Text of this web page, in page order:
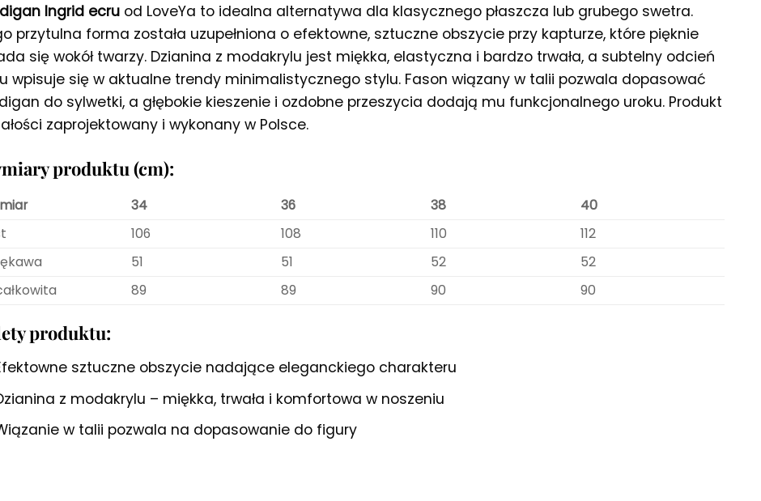
Ingrid ecruod LoveYa to idealna alternatywa dla klasycznego płaszcza lub grubego swetra.
przytulna forma została uzupełniona o efektowne, sztuczne obszycie przy kapturze, które pięknie
się wokół twarzy. Dzianina z modakrylu jest miękka, elastyczna i bardzo trwała, a subtelny odcień
wpisuje się w aktualne trendy minimalistycznego stylu. Fason wiązany w talii pozwala dopasować
do sylwetki, a głębokie kieszenie i ozdobne przeszycia dodają mu funkcjonalnego uroku. Produkt
zaprojektowany i wykonany w Polsce.
produktu (cm):
34 36 38
40
106 108 110
112
51 51 52
52
89 89 90 90
produktu:
sztuczne obszycie nadające eleganckiego charakteru
z modakrylu – miękka, trwała i komfortowa w noszeniu
w talii pozwala na dopasowanie do figury